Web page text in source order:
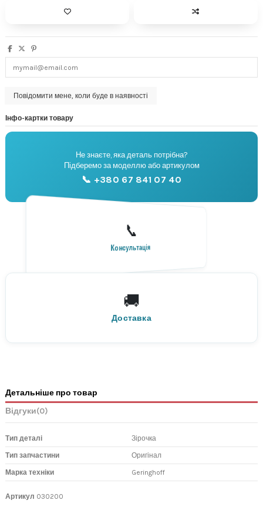
Інфо-картки товару
🔧
Підбір запчастин
Не знаєте, яка деталь потрібна?
Підберемо за моделлю або артикулом
📞 +380 67 841 07 40
📞
Консультація
Передзвонимо й допоможемо підібрати
📞 +380 67 879 70 00
🚚
Доставка
По всій Україні
Нова Пошта
Детальніше про товар
Відгуки(0)
Тип деталі Зірочка
Тип запчастини Оригінал
Марка техніки Geringhoff
Артикул 030200